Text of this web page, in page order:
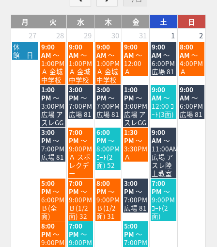
月 火 水 木 金 土
日
27
28 29 30 31 1 2
月
曜
日,
休
館 日
火
曜
日,
7
月
28th
2026
9:00
AM ～
1:00PM
Ａ 金城
中学校
水
曜
日,
7
月
29th
2026
9:00
AM ～
1:00PM
Ａ 金城
中学校
木
曜
日,
7
月
30th
2026
9:00
AM ～
1:00PM
Ａ 金城
中学校
金
曜
日,
7
月
31st
2026
9:00
AM ～
12:00
Ａ
土
曜
日,
8
月
1st
2026
9:00
AM ～
6:00PM
広場 81
日
曜
日,
8
月
2nd
2026
8:00
AM ～
4:00PM
Ａ
火
曜
日,
7
月
28th
2026
1:00
PM ～
3:00PM
広場 ア
スレGG
水
曜
日,
7
月
29th
2026
3:00
PM ～
7:00PM
広場 81
木
曜
日,
7
月
30th
2026
3:00
PM ～
7:00PM
広場 81
金
曜
日,
7
月
31st
2026
1:00
PM ～
3:00PM
広場 ア
スレGG
土
曜
日,
8
月
1st
2026
9:00
AM ～
12:00 ｺ
ｰﾄ(3面)
日
曜
日,
8
月
9:00
AM ～
6:00PM
広場 81
火
曜
日,
7
月
2026
3:00
PM ～
7:00PM
広場 81
水
曜
日,
7
月
29th
2026
7:00
PM ～
9:00PM
Ａ スポ
レクデ
ー
木
曜
日,
7
月
30th
2026
6:00
PM ～
8:00PM
ｺｰﾄ(2
面) 52
金
曜
日,
7
月
2026
1:30
PM ～
3:30PM
Ａ
土
曜
日,
8
月
1st
2026
9:00
AM ～
11:00AM
広場 ア
スレ陸
上教室
火
曜
日,
7
月
28th
2026
5:00
PM ～
6:00PM
Ｂ(全
面)
水
曜
日,
7
月
29th
2026
7:00
PM ～
9:00PM
Ｂ(1/2
面) 32
木
曜
日,
7
月
30th
8:00
PM ～
9:00PM
Ｂ(1/2
面) 31
金
曜
日,
7
月
31st
2026
3:00
PM ～
7:00PM
広場 81
土
曜
日,
8
月
1st
7:00
PM ～
9:00PM
ｺｰﾄ(2
面)
火
曜
日,
8:00
PM ～
9:00PM
水
曜
日,
7:00
PM ～
9:00PM
金
曜
日,
5:00
PM ～
7:00PM